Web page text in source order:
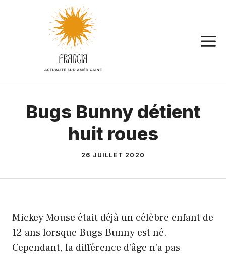
Bugs Bunny détient
huit roues
26 JUILLET 2020
Mickey Mouse était déjà un célèbre enfant de
12 ans lorsque Bugs Bunny est né.
Cependant, la différence d'âge n'a pas